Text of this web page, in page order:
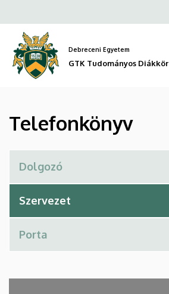
GTK
Tudományos
Diákkör
a
tartalomra
Debreceni Egyetem
GTK Tudományos Diákkör
Telefonkönyv